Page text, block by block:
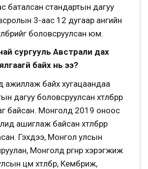
баталсан стандартын дагуу
3-аас 12 дугаар ангийн
боловсруулсан юм.
сургууль Австрали дах
байх нь ээ?
ажиллаж байх хугацаандаа
дагуу боловсруулсан хөтөлбөрөөр
байсан. Монголд 2019 оноос
ашиглаж байсан хөтөлбөрөөр
Гэхдээ, Монгол улсын
Монголд өргөнөөр хэрэгжиж
цөм хөтөлбөр, Кембриж,